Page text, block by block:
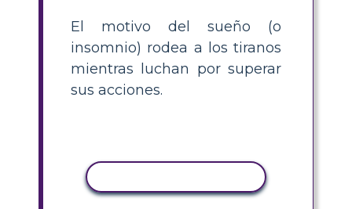
El motivo del sueño (o
insomnio) rodea a los tiranos
mientras luchan por superar
sus acciones.